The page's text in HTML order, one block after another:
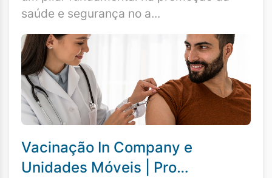
saúde e segurança no a...
Vacinação In Company e
Unidades Móveis | Pro